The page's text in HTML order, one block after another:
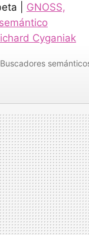
| GNOSS,
Cyganiak
Buscadores